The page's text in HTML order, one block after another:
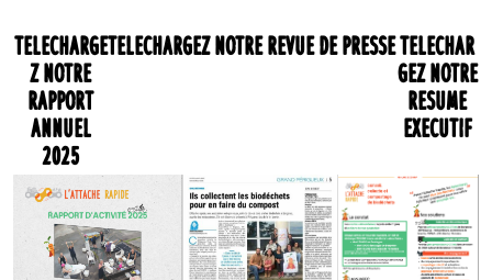
Telecharge
z notre
rapport
annuel
2025
Telechargez notre revue de presseTelechar
gez notre
resume
executif